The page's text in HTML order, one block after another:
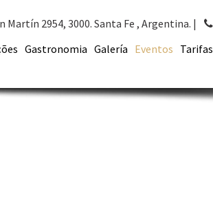
Martín 2954, 3000. Santa Fe , Argentina. |
Gastronomia Galería Eventos Tarifas